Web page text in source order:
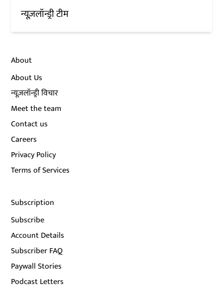
न्यूज़लॉन्ड्री टीम
About
About Us
न्यूज़लॉन्ड्री विचार
Meet the team
Contact us
Careers
Privacy Policy
Terms of Services
Subscription
Subscribe
Account Details
Subscriber FAQ
Paywall Stories
Podcast Letters